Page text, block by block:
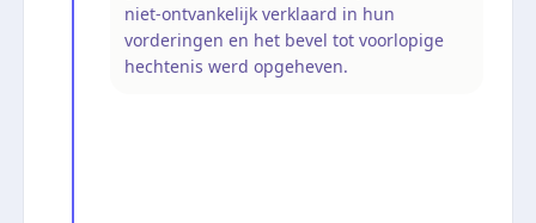
niet-ontvankelijk verklaard in hun
vorderingen en het bevel tot voorlopige
hechtenis werd opgeheven.